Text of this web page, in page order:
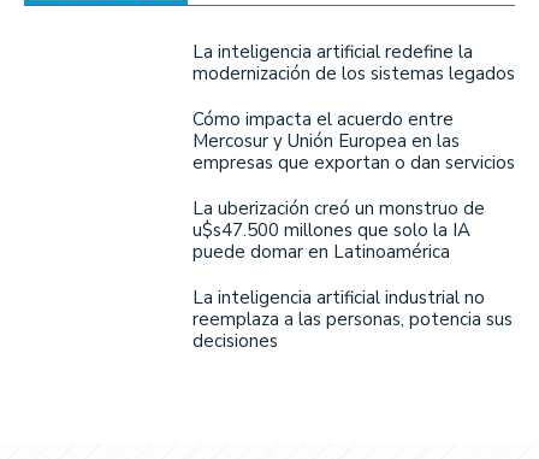
La inteligencia artificial redefine la
modernización de los sistemas legados
Cómo impacta el acuerdo entre
Mercosur y Unión Europea en las
empresas que exportan o dan servicios
La uberización creó un monstruo de
u$s47.500 millones que solo la IA
puede domar en Latinoamérica
La inteligencia artificial industrial no
reemplaza a las personas, potencia sus
decisiones